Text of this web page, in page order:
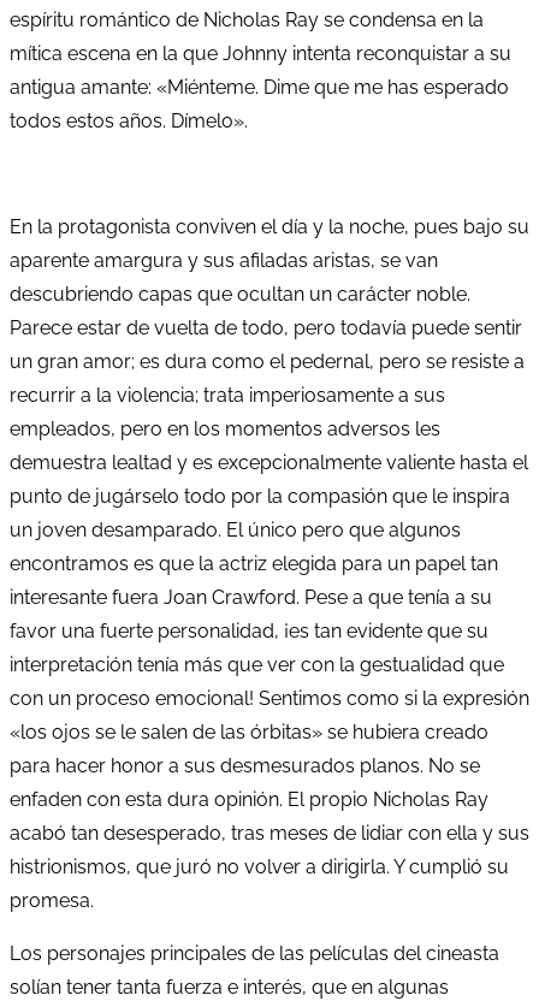
espíritu romántico de Nicholas Ray se condensa en la
mítica escena en la que Johnny intenta reconquistar a su
antigua amante: «Miénteme. Dime que me has esperado
todos estos años. Dímelo».
En la protagonista conviven el día y la noche, pues bajo su
aparente amargura y sus afiladas aristas, se van
descubriendo capas que ocultan un carácter noble.
Parece estar de vuelta de todo, pero todavía puede sentir
un gran amor; es dura como el pedernal, pero se resiste a
recurrir a la violencia; trata imperiosamente a sus
empleados, pero en los momentos adversos les
demuestra lealtad y es excepcionalmente valiente hasta el
punto de jugárselo todo por la compasión que le inspira
un joven desamparado. El único pero que algunos
encontramos es que la actriz elegida para un papel tan
interesante fuera Joan Crawford. Pese a que tenía a su
favor una fuerte personalidad, ¡es tan evidente que su
interpretación tenía más que ver con la gestualidad que
con un proceso emocional! Sentimos como si la expresión
«los ojos se le salen de las órbitas» se hubiera creado
para hacer honor a sus desmesurados planos. No se
enfaden con esta dura opinión. El propio Nicholas Ray
acabó tan desesperado, tras meses de lidiar con ella y sus
histrionismos, que juró no volver a dirigirla. Y cumplió su
promesa.
Los personajes principales de las películas del cineasta
solían tener tanta fuerza e interés, que en algunas